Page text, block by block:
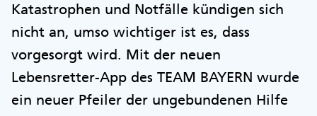
Katastrophen und Notfälle kündigen sich
nicht an, umso wichtiger ist es, dass
vorgesorgt wird. Mit der neuen
Lebensretter-App des TEAM BAYERN wurde
ein neuer Pfeiler der ungebundenen Hilfe